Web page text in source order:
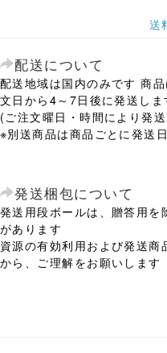
送
配送について
配送地域は国内のみです 商
文日から4～7日後に発送しま
(ご注文曜日・時間により発
※別送商品は商品ごとに発送
発送梱包について
発送用段ボールは、贈答用を
があります
資源の有効利用および発送
から、ご理解をお願いします